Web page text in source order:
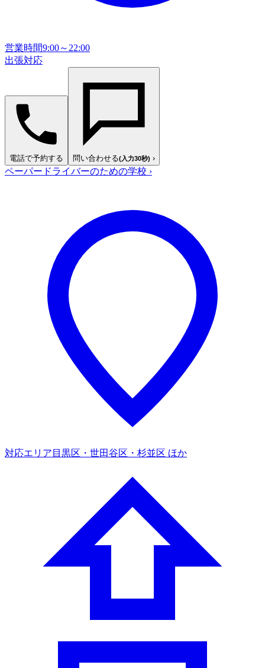
営業時間9:00～22:00
出張対応
電話で予約する 問い合わせる(入力30秒) ›
ペーパードライバーのための学校 ›
対応エリア 目黒区・世田谷区・杉並区 ほか